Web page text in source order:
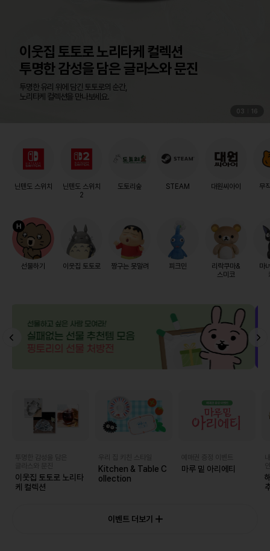
Pokémon LEGENDS Z-A
+ 메가 차원 러시 세트
04 16
닌텐도 스위치
닌텐도 스위치
2
도토리숲 STEAM 대원씨아이 무
선물하기 이웃집 토토로 짱구는 못말려 피크민
리락쿠마&
스미코
마
투명한 감성을 담은
이웃집 토토로 노리타
케 컬렉션
Kitchen & Table C
ollection
예매권 증정 이벤트
마루 밑 아리에티
이벤트 더보기